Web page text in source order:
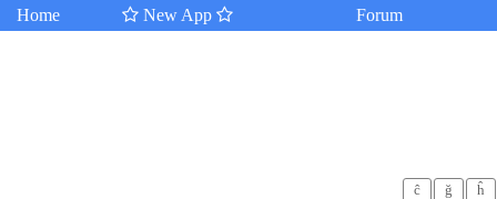
Home New App Forum
ĉ ğ ĥ